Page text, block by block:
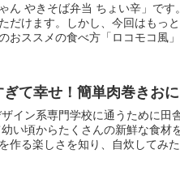
ん やきそば弁当 ちょい辛」で
だけます。しかし、今回はもっ
おススメの食べ方「ロコモコ風」
ぎて幸せ！簡単肉巻きお
ザイン系専門学校に通うために田
い頃からたくさんの新鮮な食材
作る楽しさを知り、自炊してみ